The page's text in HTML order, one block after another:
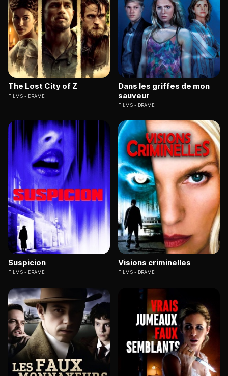
The Lost City of Z
FILMS DRAME
Dans les griffes de mon
sauveur
FILMS DRAME
Suspicion
FILMS DRAME
Visions criminelles
FILMS DRAME